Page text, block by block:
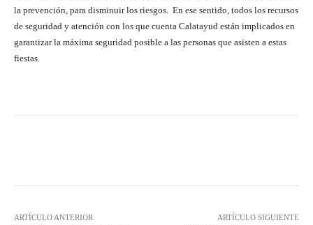
la prevención, para disminuir los riesgos. En ese sentido, todos los recursos
de seguridad y atención con los que cuenta Calatayud están implicados en
garantizar la máxima seguridad posible a las personas que asisten a estas
fiestas.
ARTÍCULO ANTERIOR ARTÍCULO SIGUIENTE